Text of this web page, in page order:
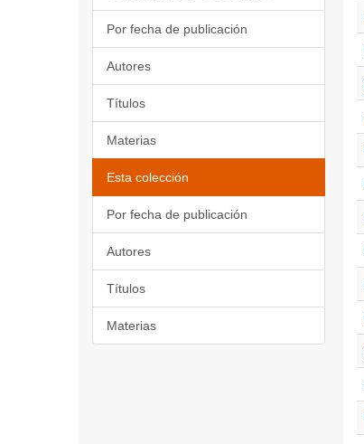
Por fecha de publicación
Autores
Títulos
Materias
Esta colección
Por fecha de publicación
Autores
Títulos
Materias